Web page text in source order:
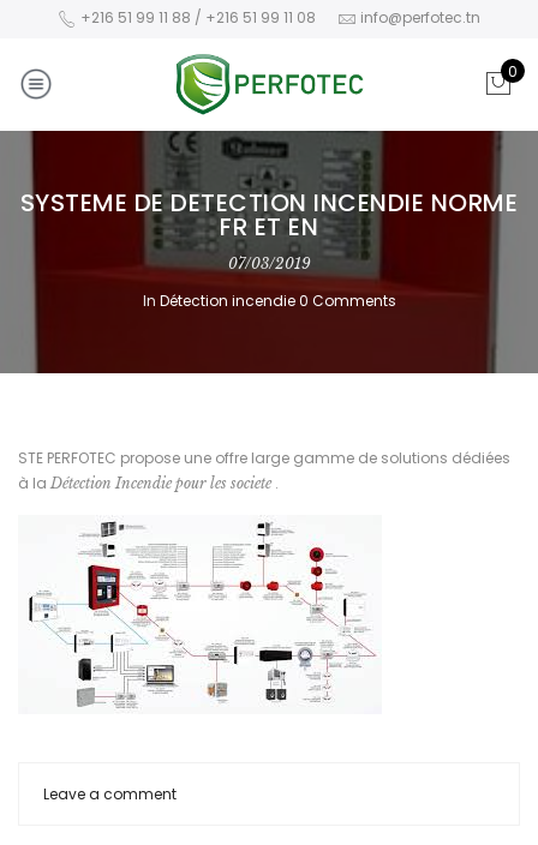
+216 51 99 11 88 / +216 51 99 11 08 info@perfotec.tn
0
SYSTEME DE DETECTION INCENDIE NORME
FR ET EN
07/03/2019
In Détection incendie 0 Comments
STE PERFOTEC propose une offre large gamme de solutions dédiées
à laDétection Incendie pour les societe .
Leave a comment